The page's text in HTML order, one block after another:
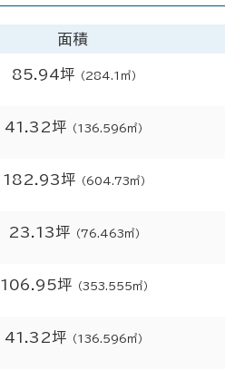
面積
85.94坪 （284.1㎡）
41.32坪 （136.596㎡）
182.93坪 （604.73㎡）
23.13坪 （76.463㎡）
106.95坪 （353.555㎡）
41.32坪 （136.596㎡）